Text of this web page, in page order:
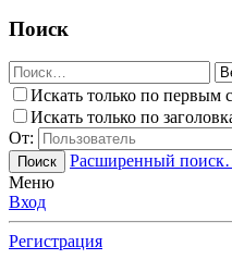
Поиск
Искать только по первым
Искать только по
От:
Поиск
Расширенный
Меню
Вход
Регистрация